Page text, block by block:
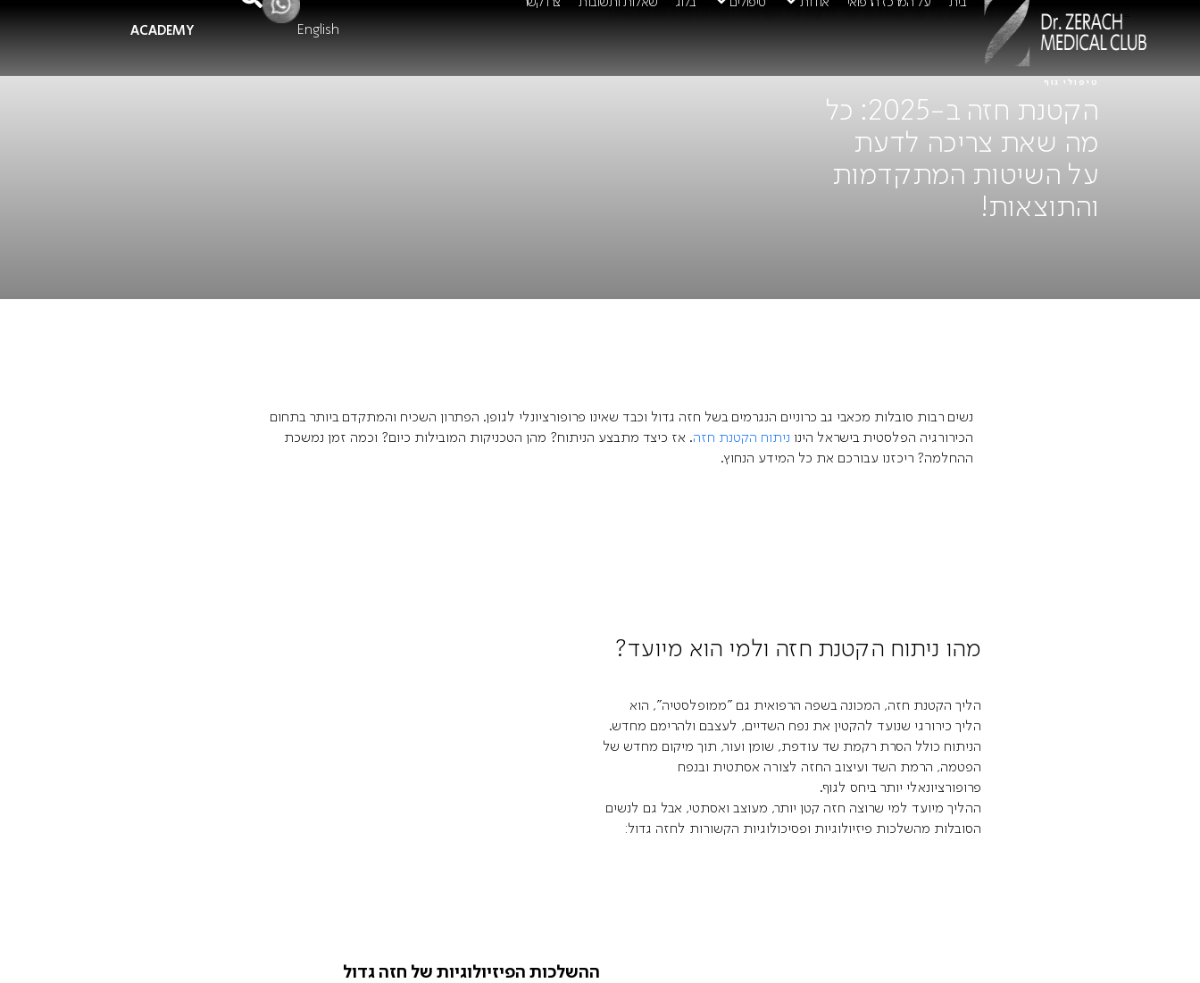
English
ACADEMY
בית>בלוג> הקטנת חזה ב-2025: כל מה שאת צריכה לדעת על השיטות המתקדמות והתוצאות!
טיפולי גוף
הקטנת חזה ב-2025: כל
מה שאת צריכה לדעת
על השיטות המתקדמות
והתוצאות!
נשים רבות סובלות מכאבי גב כרוניים הנגרמים בשל חזה גדול וכבד שאינו פרופורציונלי לגופן. הפתרון השכיח והמתקדם ביותר בתחום
הכירורגיה הפלסטית בישראל הינו ניתוח הקטנת חזה. אז כיצד מתבצע הניתוח? מהן הטכניקות המובילות כיום? וכמה זמן נמשכת
ההחלמה? ריכזנו עבורכם את כל המידע הנחוץ.
מהו ניתוח הקטנת חזה ולמי הוא מיועד?
הליך הקטנת חזה, המכונה בשפה הרפואית גם "ממופלסטיה", הוא
הליך כירורגי שנועד להקטין את נפח השדיים, לעצבם ולהרימם מחדש.
הניתוח כולל הסרת רקמת שד עודפת, שומן ועור, תוך מיקום מחדש של
הפטמה, הרמת השד ועיצוב החזה לצורה אסתטית ובנפח
פרופורציונאלי יותר ביחס לגוף.
ההליך מיועד למי שרוצה חזה קטן יותר, מעוצב ואסתטי, אבל גם לנשים
הסובלות מהשלכות פיזיולוגיות ופסיכולוגיות הקשורות לחזה גדול:
ההשלכות הפיזיולוגיות של חזה גדול